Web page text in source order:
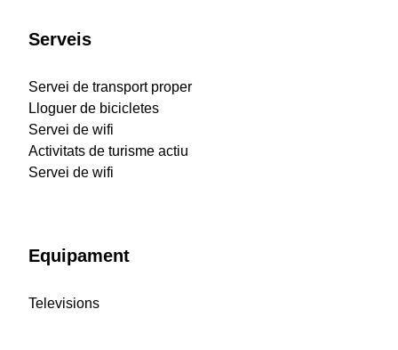
Serveis
Servei de transport proper
Lloguer de bicicletes
Servei de wifi
Activitats de turisme actiu
Servei de wifi
Equipament
Televisions